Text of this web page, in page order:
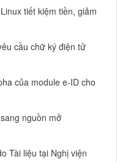
tiết kiệm tiền, giảm
cầu chữ ký điện tử
của module e-ID cho
nguồn mở
Tài liệu tại Nghị viện